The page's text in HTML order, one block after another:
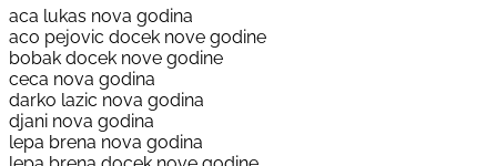
aca lukas nova godina
aco pejovic docek nove godine
bobak docek nove godine
ceca nova godina
darko lazic nova godina
djani nova godina
lepa brena nova godina